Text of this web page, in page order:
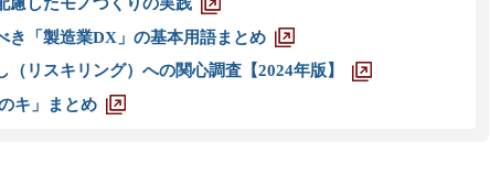
き「製造業DX」の基本用語まとめ
（リスキリング）への関心調査【2024年版】
キ」まとめ